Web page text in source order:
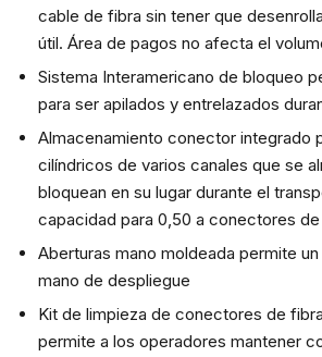
cable de fibra sin tener que
útil. Área de pagos no afecta el
Sistema Interamericano de bloqueo
para ser apilados y entrelazados
Almacenamiento conector integrado
cilíndricos de varios canales que se
bloquean en su lugar durante el
capacidad para 0,50 a conectores de
Aberturas mano moldeada permite
mano de despliegue
Kit de limpieza de conectores de
permite a los operadores mantener